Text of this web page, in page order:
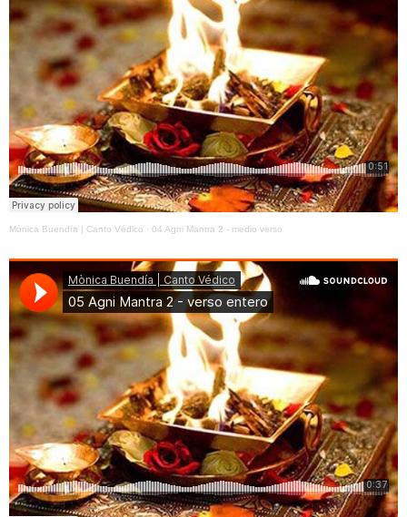
Mònica Buendía | Canto Védico · 04 Agni Mantra 2 - medio verso